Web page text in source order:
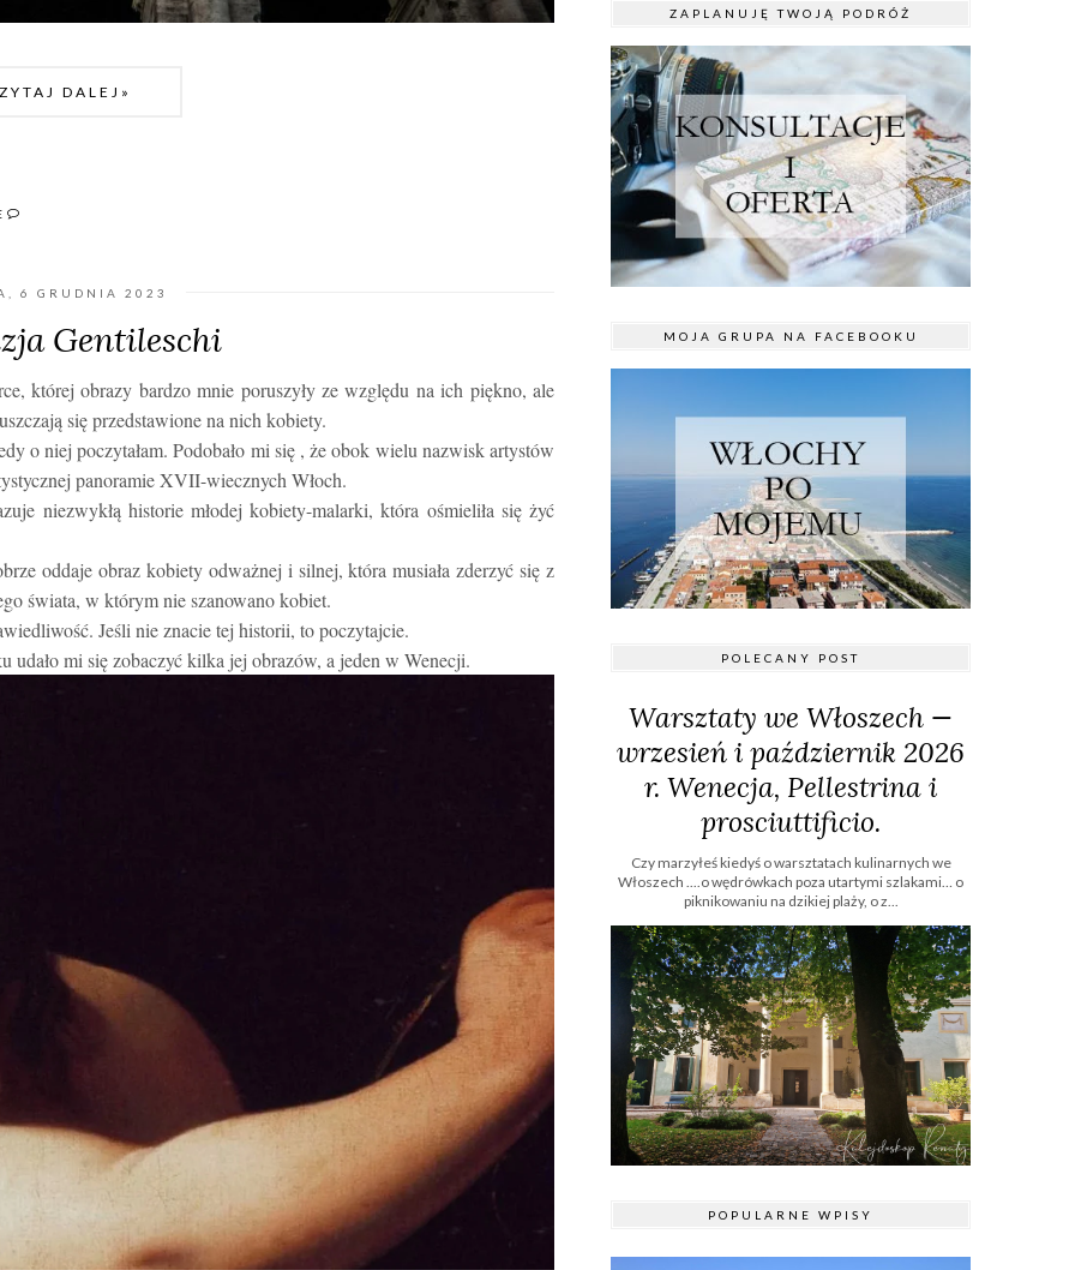
DALEJ»
6 GRUDNIA 2023
Gentileschi
której obrazy bardzo mnie poruszyły ze względu na ich piękno, ale
się przedstawione na nich kobiety.
o niej poczytałam. Podobało mi się , że obok wielu nazwisk artystów
panoramie XVII-wiecznych Włoch.
niezwykłą historie młodej kobiety-malarki, która ośmieliła się żyć
oddaje obraz kobiety odważnej i silnej, która musiała zderzyć się z
świata, w którym nie szanowano kobiet.
Jeśli nie znacie tej historii, to poczytajcie.
udało mi się zobaczyć kilka jej obrazów, a jeden w Wenecji.
ZAPLANUJĘ TWOJĄ PODRÓŻ
MOJA GRUPA NA FACEBOOKU
POLECANY POST
Warsztaty we Włoszech —
wrzesień i październik 2026
r. Wenecja, Pellestrina i
prosciuttificio.
Czy marzyłeś kiedyś o warsztatach kulinarnych we
Włoszech ....o wędrówkach poza utartymi szlakami… o
piknikowaniu na dzikiej plaży, o z...
POPULARNE WPISY